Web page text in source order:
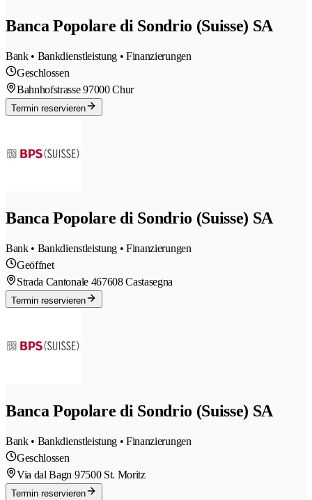
Banca Popolare di Sondrio (Suisse) SA
Bank • Bankdienstleistung • Finanzierungen
Geschlossen
Bahnhofstrasse 97000 Chur
Termin reservieren
Banca Popolare di Sondrio (Suisse) SA
Bank • Bankdienstleistung • Finanzierungen
Geöffnet
Strada Cantonale 467608 Castasegna
Termin reservieren
Banca Popolare di Sondrio (Suisse) SA
Bank • Bankdienstleistung • Finanzierungen
Geschlossen
Via dal Bagn 97500 St. Moritz
Termin reservieren